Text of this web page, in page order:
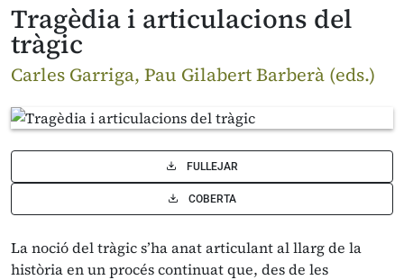
Tragèdia i articulacions del
tràgic
Carles Garriga, Pau Gilabert Barberà (eds.)
FULLEJAR
COBERTA
La noció del tràgic s’ha anat articulant al llarg de la
història en un procés continuat que, des de les